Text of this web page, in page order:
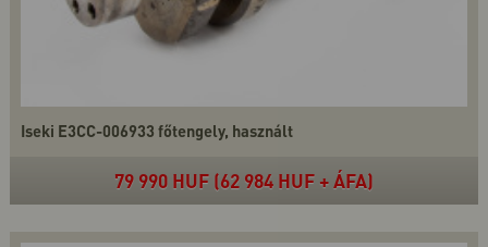
Iseki E3CC-006933 főtengely, használt
79 990 HUF (62 984 HUF + ÁFA)